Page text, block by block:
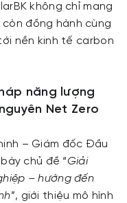
không chỉ mang
đồng hành cùng
nền kinh tế carbon
năng lượng
Net Zero
– Giám đốc Đầu
chủ đề “Giải
– hướng đến
”, giới thiệu mô hình